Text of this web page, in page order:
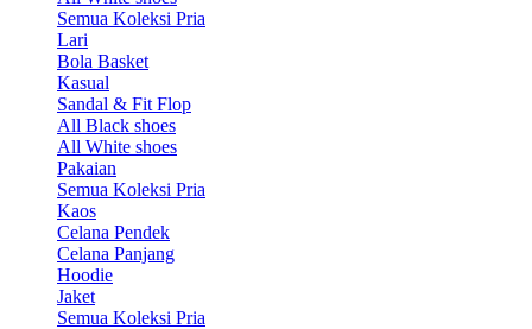
Semua Koleksi Pria
Lari
Bola Basket
Kasual
Sandal & Fit Flop
All Black shoes
All White shoes
Pakaian
Semua Koleksi Pria
Kaos
Celana Pendek
Celana Panjang
Hoodie
Jaket
Semua Koleksi Pria